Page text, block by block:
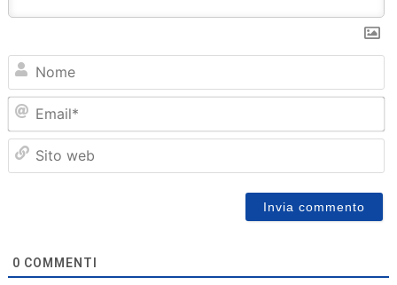
0 COMMENTI